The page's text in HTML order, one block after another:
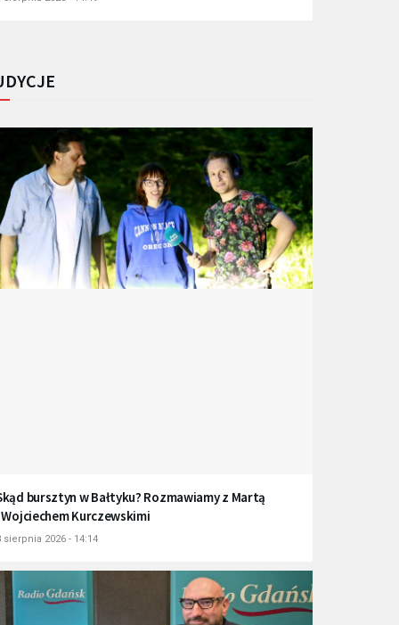
bursztyn w Bałtyku? Rozmawiamy z Martą
Kurczewskimi
sierpnia 2026 - 14:14